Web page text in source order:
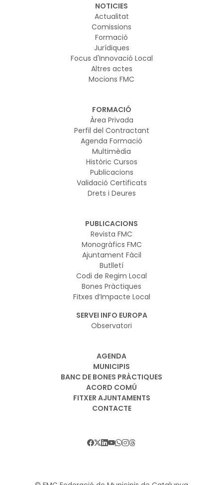
NOTICIES
Actualitat
Comissions
Formació
Jurídiques
Focus d'Innovació Local
Altres actes
Mocions FMC
FORMACIÓ
Àrea Privada
Perfil del Contractant
Agenda Formació
Multimèdia
Històric Cursos
Publicacions
Validació Certificats
Drets i Deures
PUBLICACIONS
Revista FMC
Monogràfics FMC
Ajuntament Fàcil
Butlletí
Codi de Regim Local
Bones Pràctiques
Fitxes d’Impacte Local
SERVEI INFO EUROPA
Observatori
AGENDA
MUNICIPIS
BANC DE BONES PRÀCTIQUES
ACORD COMÚ
FITXER AJUNTAMENTS
CONTACTE